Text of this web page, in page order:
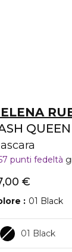
punti fedeltà
€
01 Black
01 Black